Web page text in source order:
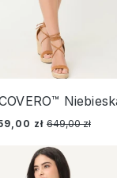
zł 649,00 zł